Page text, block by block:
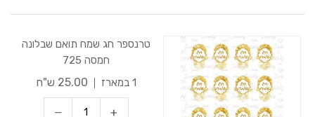
טרנספר חג שמח תואם שבלונה
חמסה 725
1 במארז
25.00 ש"ח